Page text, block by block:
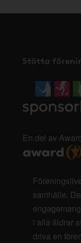
Stötta
En del av
samhälle.
i alla åldrar
driva en